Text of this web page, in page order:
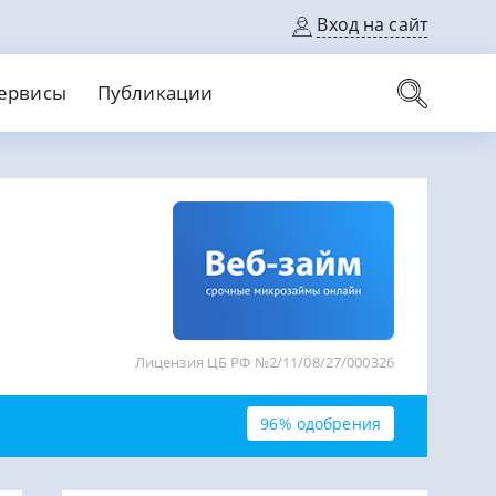
Вход на сайт
Без справок
На длительный срок
Публикации
Лицензия ЦБ РФ №2/11/08/27/000326
96% одобрения